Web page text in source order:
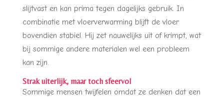
slijtvast en kan prima tegen dagelijks gebruik. In
combinatie met vloerverwarming blijft de vloer
bovendien stabiel. Hij zet nauwelijks uit of krimpt, wat
bij sommige andere materialen wel een probleem
kan zijn.
Strak uiterlijk, maar toch sfeervol
Sommige mensen twijfelen omdat ze denken dat een